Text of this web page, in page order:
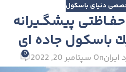
دنیای باسکول
حفـاظتی پيشگـيرانه
باسكول جاده ای
On سپتامبر 20, 2022 0